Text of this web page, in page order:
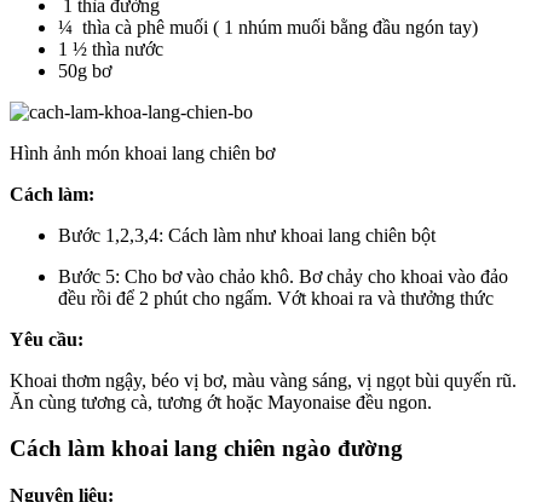
1 thìa đường
¼ thìa cà phê muối ( 1 nhúm muối bằng đầu ngón tay)
1 ½ thìa nước
50g bơ
Hình ảnh món khoai lang chiên bơ
Cách làm:
Bước 1,2,3,4: Cách làm như khoai lang chiên bột
Bước 5: Cho bơ vào chảo khô. Bơ chảy cho khoai vào đảo
đều rồi để 2 phút cho ngấm. Vớt khoai ra và thưởng thức
Yêu cầu:
Khoai thơm ngậy, béo vị bơ, màu vàng sáng, vị ngọt bùi quyến rũ.
Ăn cùng tương cà, tương ớt hoặc Mayonaise đều ngon.
Cách làm khoai lang chiên ngào đường
Nguyên liệu: